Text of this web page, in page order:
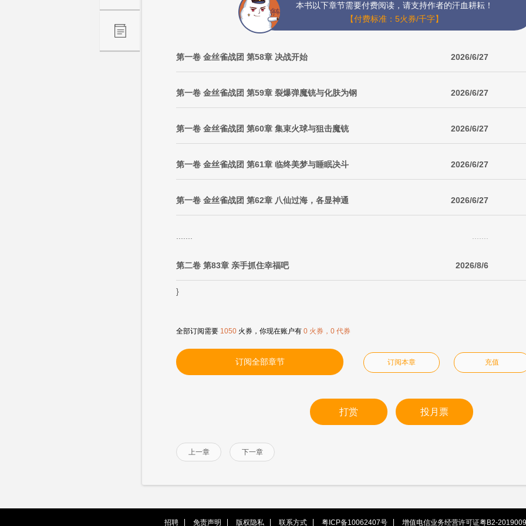
本书以下章节需要付费阅读，请支持作者的汗血耕耘！
【付费标准：5火券/千字】
第一卷 金丝雀战团 第58章 决战开始 2026/6/27
第一卷 金丝雀战团 第59章 裂爆弹魔铳与化肤为钢 2026/6/27
第一卷 金丝雀战团 第60章 集束火球与狙击魔铳 2026/6/27
第一卷 金丝雀战团 第61章 临终美梦与睡眠决斗 2026/6/27
第一卷 金丝雀战团 第62章 八仙过海，各显神通 2026/6/27
第二卷 第83章 亲手抓住幸福吧 2026/8/6
}
全部订阅需要 1050 火券，你现在账户有 0 火券，0 代券
订阅全部章节 订阅本章 充值
打赏 投月票
上一章 下一章
招聘 免责声明 版权隐私 联系方式 粤ICP备10062407号 增值电信业务经营许可证粤B2-